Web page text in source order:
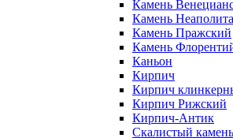
Камень
Камень
Камень Пражский
Камень
Каньон
Кирпич
Кирпич
Кирпич Рижский
Кирпич-Антик
Скалистый камень